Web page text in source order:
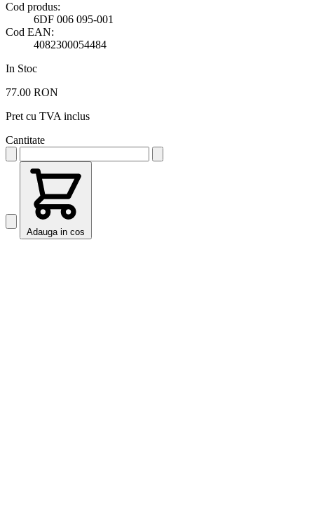
Cod produs:
6DF 006 095-001
Cod EAN:
4082300054484
In Stoc
77.00 RON
Pret cu TVA inclus
Cantitate
Adauga in cos